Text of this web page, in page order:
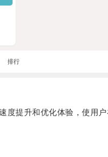
排行
提升和优化体验，使用户